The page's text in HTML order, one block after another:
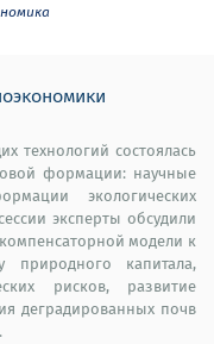
технологий состоялась
формации: научные
экологических
эксперты обсудили
модели к
природного капитала,
рисков, развитие
деградированных почв